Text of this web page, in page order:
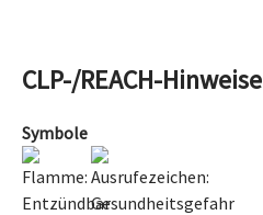
CLP-/REACH-Hinweise
Symbole